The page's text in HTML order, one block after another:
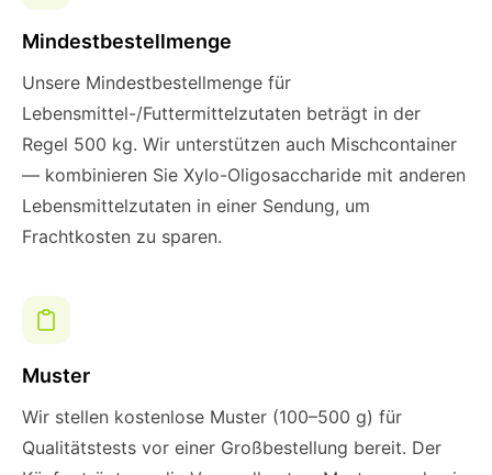
Mindestbestellmenge
Unsere Mindestbestellmenge für
Lebensmittel-/Futtermittelzutaten beträgt in der
Regel 500 kg. Wir unterstützen auch Mischcontainer
— kombinieren Sie Xylo-Oligosaccharide mit anderen
Lebensmittelzutaten in einer Sendung, um
Frachtkosten zu sparen.
Muster
Wir stellen kostenlose Muster (100–500 g) für
Qualitätstests vor einer Großbestellung bereit. Der